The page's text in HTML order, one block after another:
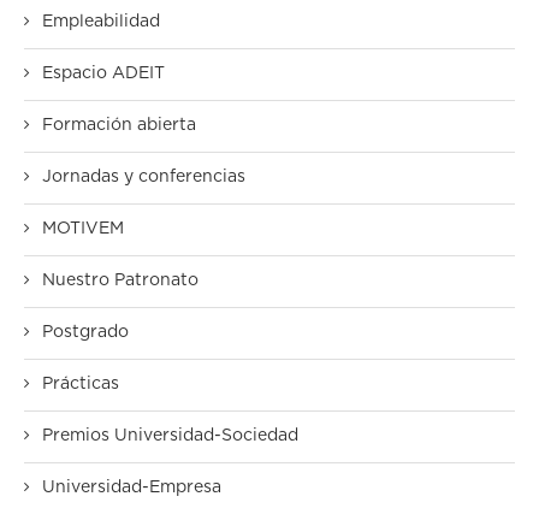
Empleabilidad
Espacio ADEIT
Formación abierta
Jornadas y conferencias
MOTIVEM
Nuestro Patronato
Postgrado
Prácticas
Premios Universidad-Sociedad
Universidad-Empresa